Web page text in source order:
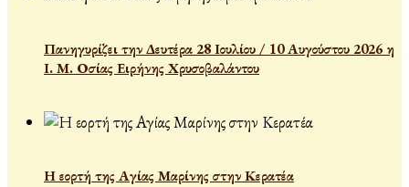
Πανηγυρίζει την Δευτέρα 28 Ιουλίου / 10 Αυγούστου 2026 η
Ι. Μ. Οσίας Ειρήνης Χρυσοβαλάντου
Η εορτή της Αγίας Μαρίνης στην Κερατέα